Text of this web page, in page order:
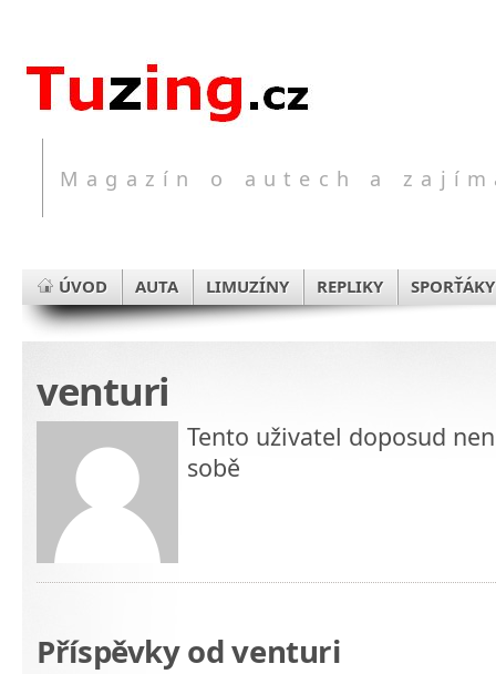
Magazín o autech a
ÚVOD AUTA LIMUZÍNY REPLIKY SPORŤÁKY
venturi
Tento uživatel doposud
sobě
Příspěvky od venturi